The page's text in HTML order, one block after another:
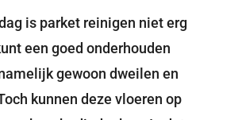
is parket reinigen niet erg
een goed onderhouden
gewoon dweilen en
kunnen deze vloeren op